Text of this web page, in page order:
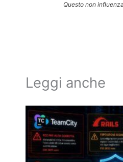
Questo non
Leggi anche